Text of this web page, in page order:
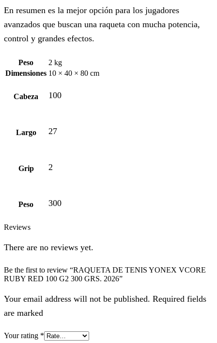
En resumen es la mejor opción para los jugadores
avanzados que buscan una raqueta con mucha potencia,
control y grandes efectos.
Peso
2 kg
Dimensiones 10 × 40 × 80 cm
Cabeza 100
Largo 27
Grip 2
Peso 300
Reviews
There are no reviews yet.
Be the first to review “RAQUETA DE TENIS YONEX VCORE
RUBY RED 100 G2 300 GRS. 2026”
Your email address will not be published. Required fields
are marked
Your rating *